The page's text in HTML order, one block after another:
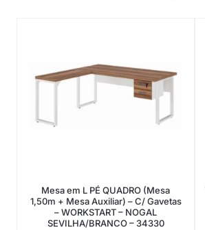
Mesa em L PÉ QUADRO (Mesa
1,50m + Mesa Auxiliar) – C/ Gavetas
– WORKSTART – NOGAL
SEVILHA/BRANCO – 34330